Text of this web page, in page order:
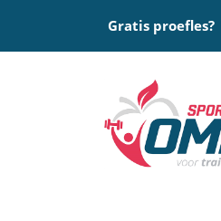
Gratis proefles?